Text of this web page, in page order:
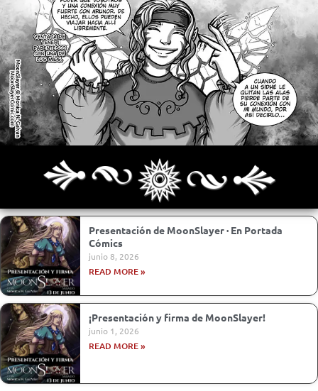
Presentación de MoonSlayer · En Portada
Cómics
junio 8, 2026
READ MORE »
¡Presentación y firma de MoonSlayer!
junio 1, 2026
READ MORE »